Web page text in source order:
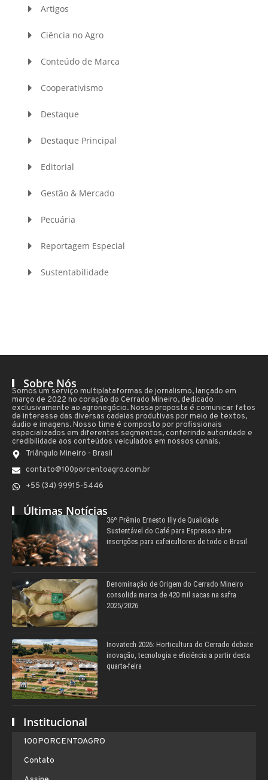
Artigos
Ciência no Agro
Conteúdo de Marca
Cooperativismo
Destaque
Destaque Principal
Editorial
Gestão & Mercado
Pecuária
Reportagem Especial
Sustentabilidade
Sobre Nós
Somos um serviço multiplataformas de jornalismo, lançado em
março de 2022 no coração do Cerrado Mineiro, dedicado
exclusivamente ao agronegócio. Nossa proposta é comunicar fatos
de interesse das diversas cadeias produtivas por meio de textos,
áudio e imagens. Nosso time é composto por profissionais
especializados em diferentes segmentos, conferindo autoridade e
credibilidade aos conteúdos veiculados em nossos canais.
Triângulo Mineiro - Brasil
contato@100porcentoagro.com.br
+55 (34) 99915-5446
Últimas Notícias
36º Prêmio Ernesto Illy de Qualidade
Sustentável do Café para Espresso abre
inscrições para cafeicultores de todo o Brasil
Denominação de Origem do Cerrado Mineiro
consolida marca de 420 mil sacas na safra
2025/2026
Inovatech 2026: Horticultura do Cerrado debate
inovação, tecnologia e eficiência a partir desta
quarta-feira
Institucional
100PORCENTOAGRO
Contato